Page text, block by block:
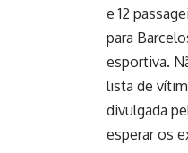
e 12
para
esportiva.
lista de
divulgada
esperar os